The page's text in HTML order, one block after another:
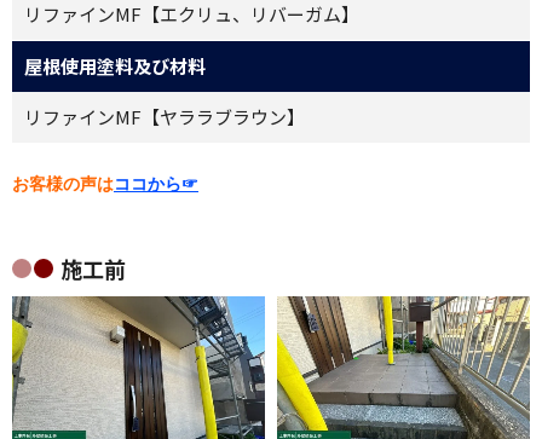
リファインMF【エクリュ、リバーガム】
屋根使用塗料及び材料
リファインMF【ヤララブラウン】
お客様の声はココから☞
施工前